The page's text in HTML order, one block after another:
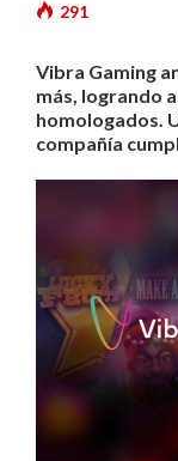
291
Vibra Gaming
más, logrando
homologados.
compañía